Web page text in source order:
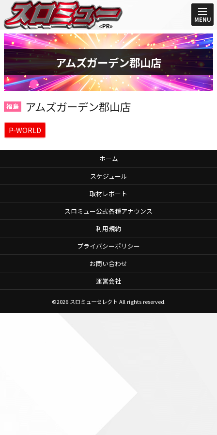
MENU
アムズガーデン郡山店
福島 アムズガーデン郡山店
P-WORLD
ホーム
スケジュール
取材レポート
スロミュー公式各種アナウンス
利用規約
プライバシーポリシー
お問い合わせ
運営会社
©2026 スロミューセレクト All rights reserved.